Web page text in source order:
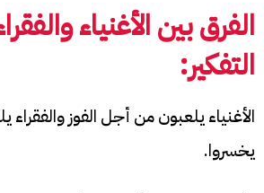
الفرق بين الأغنياء
التفكير:
الأغنياء يلعبون من أجل الفوز والفقراء
يخسروا.